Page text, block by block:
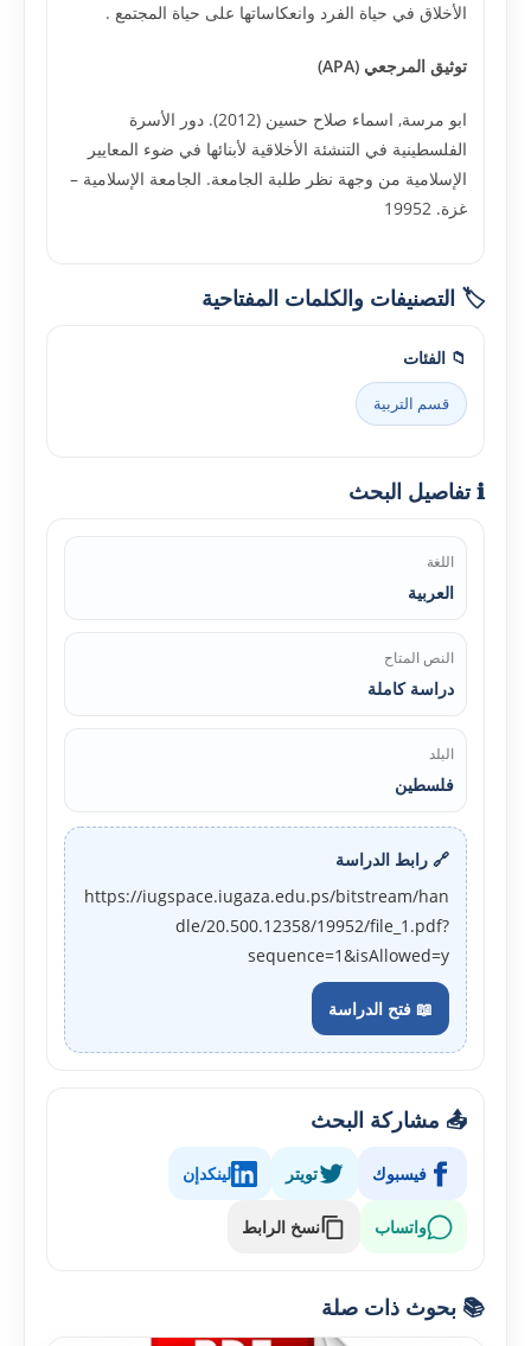
الأخلاق في حياة الفرد وانعكاساتها على حياة المجتمع .
توثيق المرجعي (APA)
ابو مرسة, اسماء صلاح حسين (2012). دور الأسرة
الفلسطينية في التنشئة الأخلاقية لأبنائها في ضوء المعايير
الإسلامية من وجهة نظر طلبة الجامعة. الجامعة الإسلامية –
غزة. 19952
🏷️ التصنيفات والكلمات المفتاحية
📁 الفئات
قسم التربية
ℹ️ تفاصيل البحث
اللغة
العربية
النص المتاح
دراسة كاملة
البلد
فلسطين
🔗 رابط الدراسة
https://iugspace.iugaza.edu.ps/bitstream/han
dle/20.500.12358/19952/file_1.pdf?
sequence=1&isAllowed=y
📖 فتح الدراسة
📤 مشاركة البحث
فيسبوك تويتر لينكدإن
واتساب نسخ الرابط
📚 بحوث ذات صلة